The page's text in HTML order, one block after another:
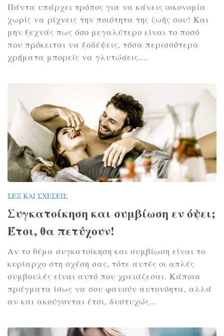
Πάντα υπάρχει τρόπος για να κάνεις οικονομία
χωρίς να ρίχνεις την ποιότητα της ζωής σου! Και
μην ξεχνάς πως όσο μεγαλύτερο είναι το ποσό
που πρόκειται να ξοδέψεις, τόσα περισσότερα
χρήματα μπορείς να γλυτώσεις....
ΣΕΞ ΚΑΙ ΣΧΈΣΕΙΣ
Συγκατοίκηση και συμβίωση εν όψει;
Έτσι, θα πετύχουν!
Αν το θέμα συγκατοίκηση και συμβίωση είναι το
κυρίαρχο στη σχέση σας, τότε αυτές οι απλές
συμβουλές είναι αυτό που χρειάζεσαι. Κάποια
πράγματα ίσως να σου φανούν αυτονόητα, αλλά
αν και ακούγονται έτσι, δυστυχώς...